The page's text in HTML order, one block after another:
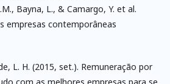
Bayna, L., & Camargo, Y. et al.
empresas contemporâneas
L. H. (2015, set.). Remuneração por
com as melhores empresas para se